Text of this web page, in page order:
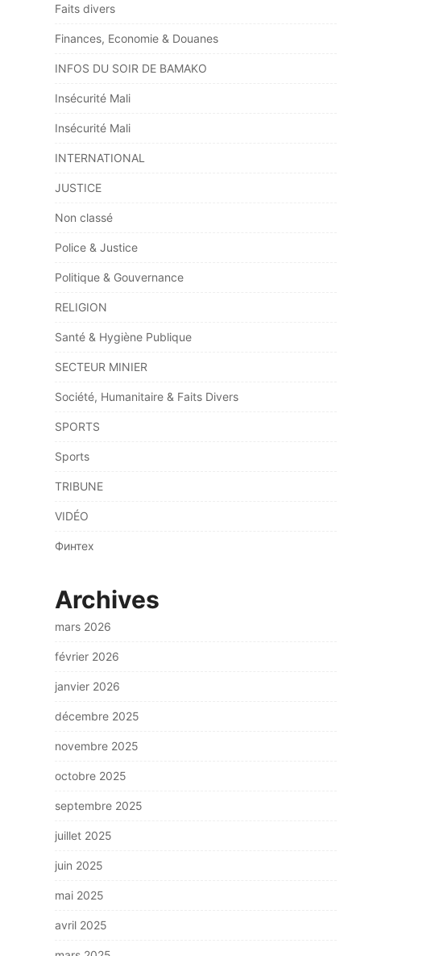
Faits divers
Finances, Economie & Douanes
INFOS DU SOIR DE BAMAKO
Insécurité Mali
Insécurité Mali
INTERNATIONAL
JUSTICE
Non classé
Police & Justice
Politique & Gouvernance
RELIGION
Santé & Hygiène Publique
SECTEUR MINIER
Société, Humanitaire & Faits Divers
SPORTS
Sports
TRIBUNE
VIDÉO
Финтех
Archives
mars 2026
février 2026
janvier 2026
décembre 2025
novembre 2025
octobre 2025
septembre 2025
juillet 2025
juin 2025
mai 2025
avril 2025